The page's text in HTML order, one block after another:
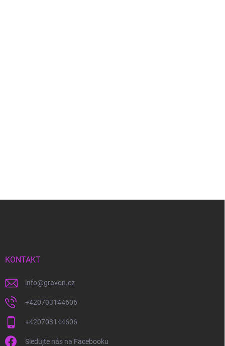
KONTAKT
info@gravon.cz
+420703144606
+420703144606
Sledujte nás na Facebooku